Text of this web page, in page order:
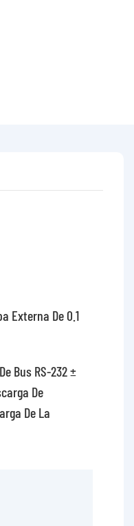
Externa De 0.1
Bus RS-232 ±
De
De La